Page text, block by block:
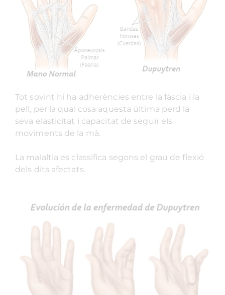
Tot sovint hi ha adherències entre la fàscia i la
pell, per la qual cosa aquesta última perd la
seva elasticitat i capacitat de seguir els
moviments de la mà.
La malaltia es classifica segons el grau de flexió
dels dits afectats.